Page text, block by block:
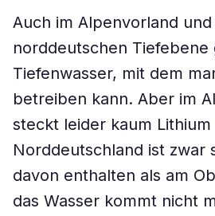
Auch im Alpenvorland
norddeutschen Tiefebene
Tiefenwasser, mit dem
betreiben kann. Aber im
steckt leider kaum Lithium
Norddeutschland ist zwar
davon enthalten als am
das Wasser kommt nicht